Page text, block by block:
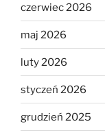
czerwiec 2026
maj 2026
luty 2026
styczeń 2026
grudzień 2025